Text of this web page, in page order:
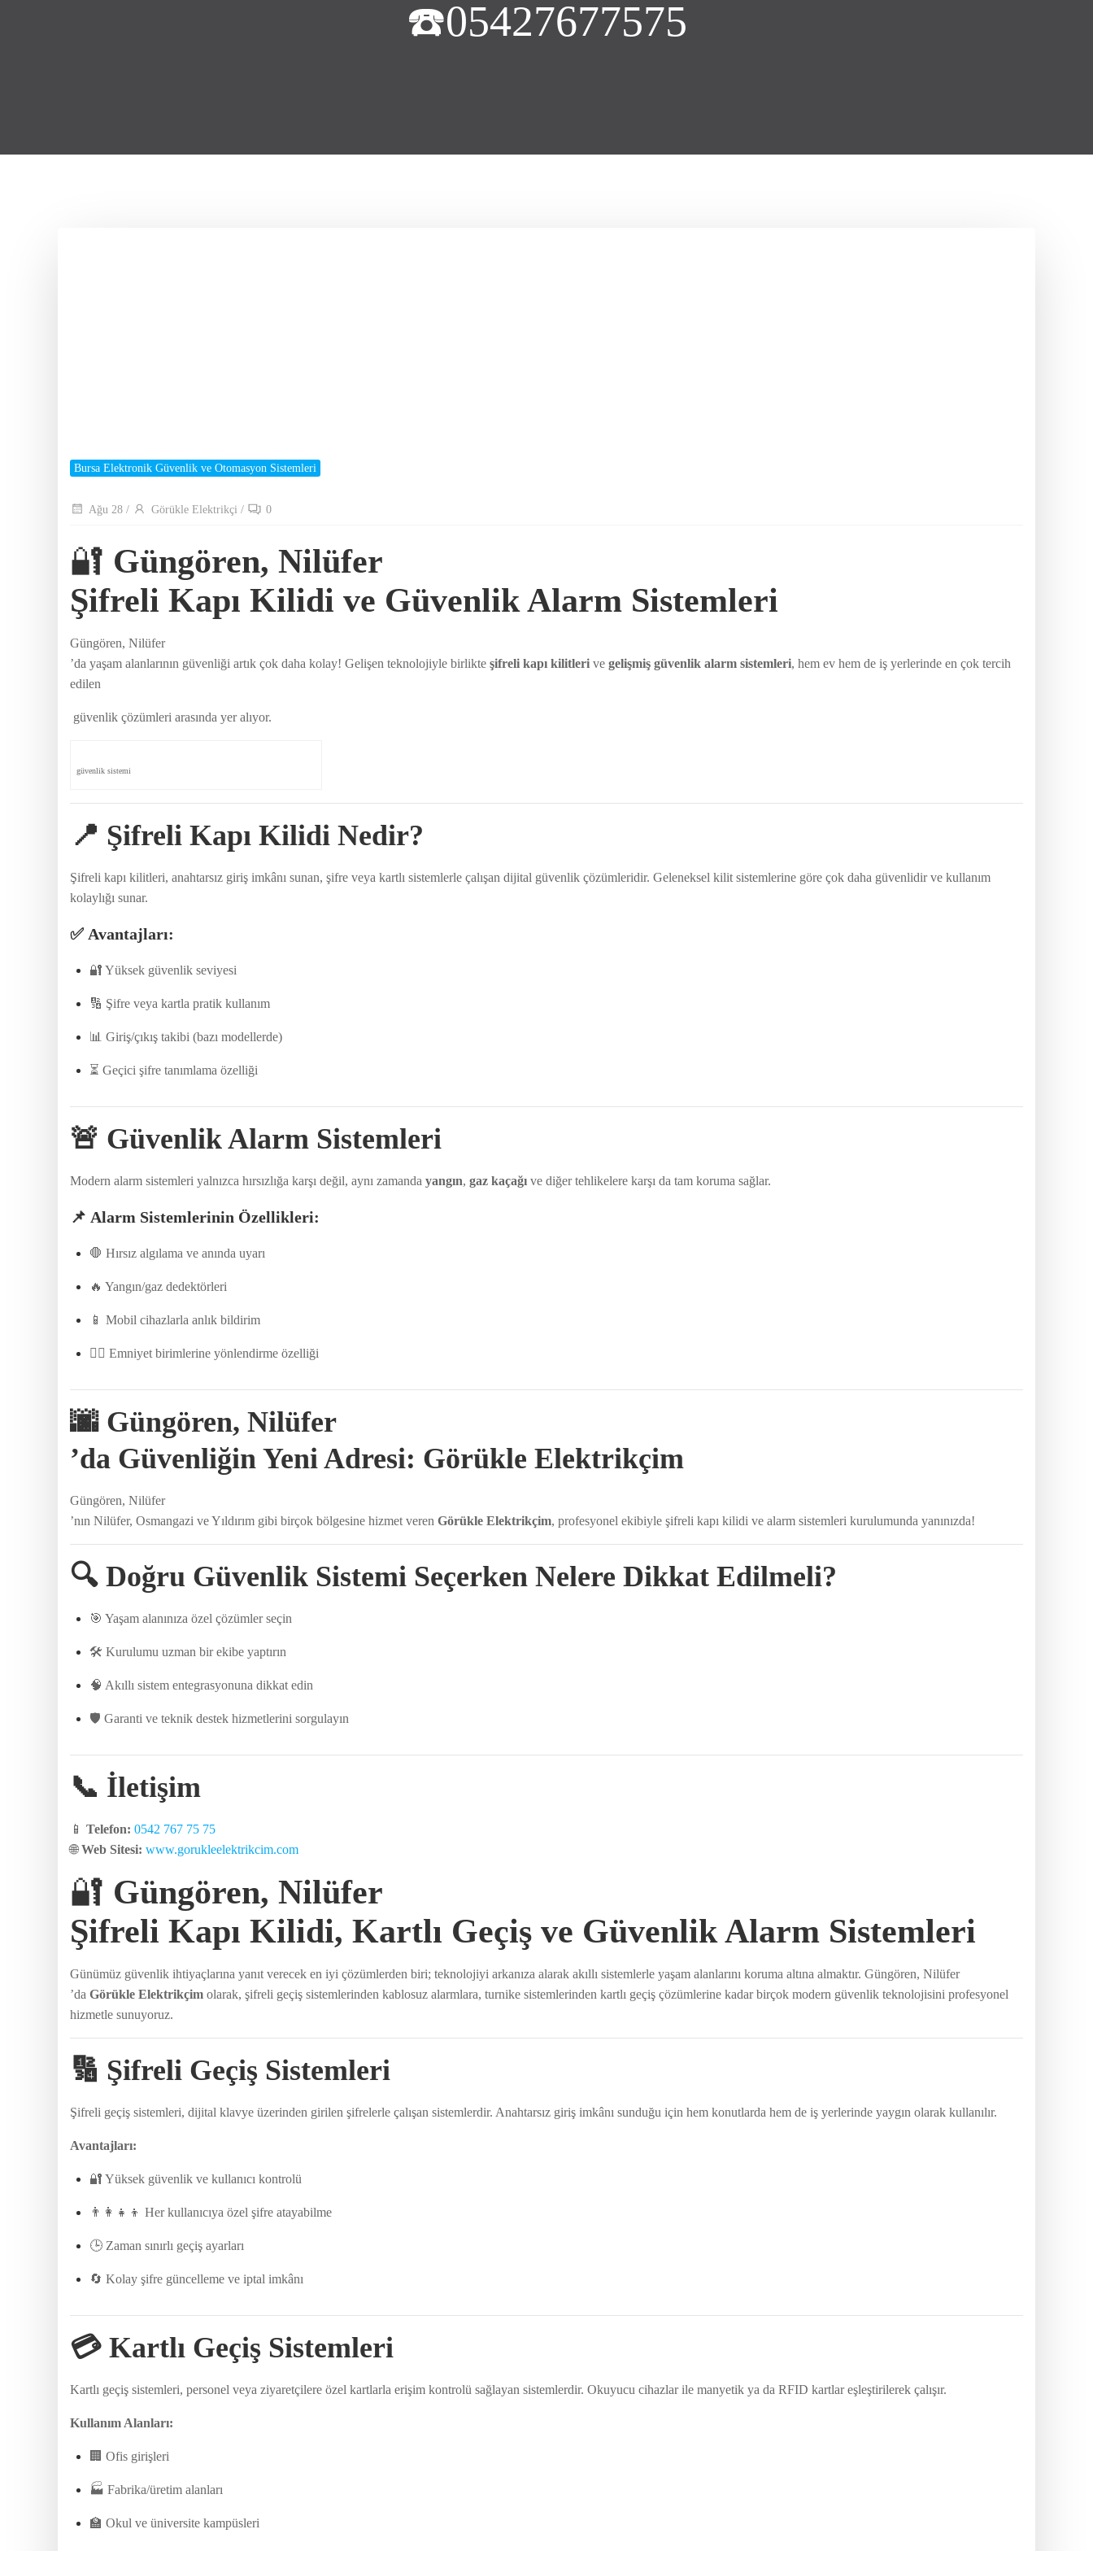
☎️05427677575
Bursa Elektronik Güvenlik ve Otomasyon Sistemleri
Ağu 28 / Görükle Elektrikçi / 0
🔐 Güngören, Nilüfer
Şifreli Kapı Kilidi ve Güvenlik Alarm Sistemleri
Güngören, Nilüfer
’da yaşam alanlarının güvenliği artık çok daha kolay! Gelişen teknolojiyle birlikte şifreli kapı kilitleri ve gelişmiş güvenlik alarm sistemleri, hem ev hem de iş yerlerinde en çok tercih
edilen
güvenlik çözümleri arasında yer alıyor.
güvenlik sistemi
📍 Şifreli Kapı Kilidi Nedir?
Şifreli kapı kilitleri, anahtarsız giriş imkânı sunan, şifre veya kartlı sistemlerle çalışan dijital güvenlik çözümleridir. Geleneksel kilit sistemlerine göre çok daha güvenlidir ve kullanım
kolaylığı sunar.
✅ Avantajları:
🔐 Yüksek güvenlik seviyesi
🔢 Şifre veya kartla pratik kullanım
📊 Giriş/çıkış takibi (bazı modellerde)
⏳ Geçici şifre tanımlama özelliği
🚨 Güvenlik Alarm Sistemleri
Modern alarm sistemleri yalnızca hırsızlığa karşı değil, aynı zamanda yangın, gaz kaçağı ve diğer tehlikelere karşı da tam koruma sağlar.
📌 Alarm Sistemlerinin Özellikleri:
🛑 Hırsız algılama ve anında uyarı
🔥 Yangın/gaz dedektörleri
📱 Mobil cihazlarla anlık bildirim
👮‍♂️ Emniyet birimlerine yönlendirme özelliği
🌆 Güngören, Nilüfer
’da Güvenliğin Yeni Adresi: Görükle Elektrikçim
Güngören, Nilüfer
’nın Nilüfer, Osmangazi ve Yıldırım gibi birçok bölgesine hizmet veren Görükle Elektrikçim, profesyonel ekibiyle şifreli kapı kilidi ve alarm sistemleri kurulumunda yanınızda!
🔍 Doğru Güvenlik Sistemi Seçerken Nelere Dikkat Edilmeli?
🎯 Yaşam alanınıza özel çözümler seçin
🛠️ Kurulumu uzman bir ekibe yaptırın
🧠 Akıllı sistem entegrasyonuna dikkat edin
🛡️ Garanti ve teknik destek hizmetlerini sorgulayın
📞 İletişim
📱 Telefon: 0542 767 75 75
🌐Web Sitesi: www.gorukleelektrikcim.com
🔐 Güngören, Nilüfer
Şifreli Kapı Kilidi, Kartlı Geçiş ve Güvenlik Alarm Sistemleri
Günümüz güvenlik ihtiyaçlarına yanıt verecek en iyi çözümlerden biri; teknolojiyi arkanıza alarak akıllı sistemlerle yaşam alanlarını koruma altına almaktır. Güngören, Nilüfer
’da Görükle Elektrikçim olarak, şifreli geçiş sistemlerinden kablosuz alarmlara, turnike sistemlerinden kartlı geçiş çözümlerine kadar birçok modern güvenlik teknolojisini profesyonel
hizmetle sunuyoruz.
🔢 Şifreli Geçiş Sistemleri
Şifreli geçiş sistemleri, dijital klavye üzerinden girilen şifrelerle çalışan sistemlerdir. Anahtarsız giriş imkânı sunduğu için hem konutlarda hem de iş yerlerinde yaygın olarak kullanılır.
Avantajları:
🔐 Yüksek güvenlik ve kullanıcı kontrolü
👨‍👩‍👧‍👦 Her kullanıcıya özel şifre atayabilme
🕒 Zaman sınırlı geçiş ayarları
🔄 Kolay şifre güncelleme ve iptal imkânı
💳 Kartlı Geçiş Sistemleri
Kartlı geçiş sistemleri, personel veya ziyaretçilere özel kartlarla erişim kontrolü sağlayan sistemlerdir. Okuyucu cihazlar ile manyetik ya da RFID kartlar eşleştirilerek çalışır.
Kullanım Alanları:
🏢 Ofis girişleri
🏭 Fabrika/üretim alanları
🏫 Okul ve üniversite kampüsleri